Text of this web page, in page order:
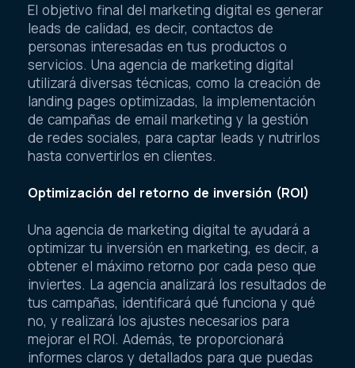
El objetivo final del marketing digital es generar
leads de calidad, es decir, contactos de
personas interesadas en tus productos o
servicios. Una agencia de marketing digital
utilizará diversas técnicas, como la creación de
landing pages optimizadas, la implementación
de campañas de email marketing y la gestión
de redes sociales, para captar leads y nutrirlos
hasta convertirlos en clientes.
Optimización del retorno de inversión (ROI)
Una agencia de marketing digital te ayudará a
optimizar tu inversión en marketing, es decir, a
obtener el máximo retorno por cada peso que
inviertes. La agencia analizará los resultados de
tus campañas, identificará qué funciona y qué
no, y realizará los ajustes necesarios para
mejorar el ROI. Además, te proporcionará
informes claros y detallados para que puedas